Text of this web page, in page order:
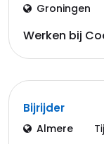
Groningen
Werken bij
Bijrijder
Almere